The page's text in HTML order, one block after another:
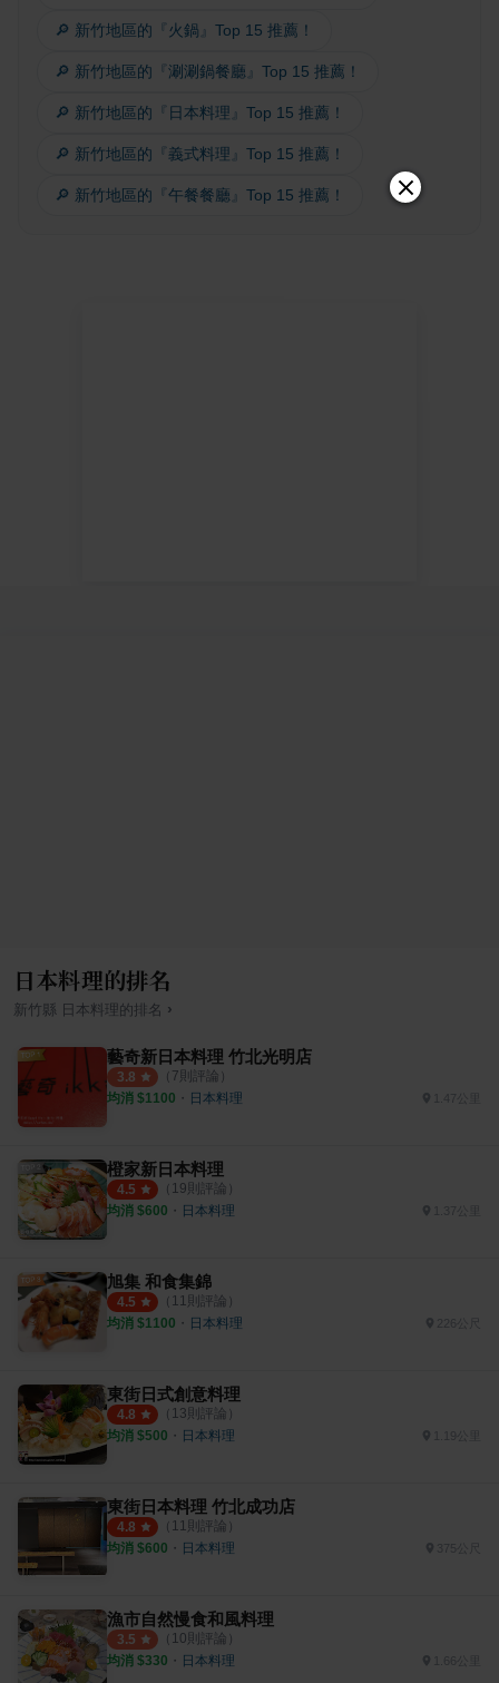
🔎 新竹地區的『火鍋』Top 15 推薦！
🔎 新竹地區的『涮涮鍋餐廳』Top 15 推薦！
🔎 新竹地區的『日本料理』Top 15 推薦！
🔎 新竹地區的『義式料理』Top 15 推薦！
🔎 新竹地區的『午餐餐廳』Top 15 推薦！
日本料理的排名
新竹縣 日本料理 的排名 ›
藝奇新日本料理 竹北光明店
3.8 （ 7則評論）
均消 $1100 ・ 日本料理 1.47公里
橙家新日本料理
4.5 （ 19則評論）
均消 $600 ・ 日本料理
旭集 和食集錦
4.5 （ 11 則評論）
均消 $1100 ・ 日本料理
東街日式創意料理
4.8 （ 13則評論）
均消 $500 ・ 日本料理
東街日本料理 竹北成功店
4.8 （ 11 則評論）
均消 $600 ・ 日本料理 375公尺
漁市自然慢食和風料理
3.5 （ 10則評論）
均消 $330 ・ 日本料理